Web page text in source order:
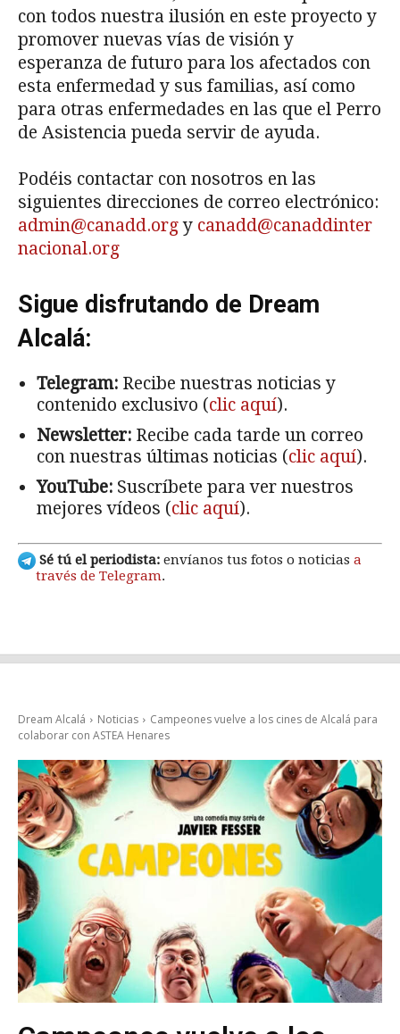
con todos nuestra ilusión en este proyecto y
promover nuevas vías de visión y
esperanza de futuro para los afectados con
esta enfermedad y sus familias, así como
para otras enfermedades en las que el Perro
de Asistencia pueda servir de ayuda.
Podéis contactar con nosotros en las
siguientes direcciones de correo electrónico:
admin@canadd.orgy canadd@canaddinter
nacional.org
Sigue disfrutando de Dream
Alcalá:
Telegram: Recibe nuestras noticias y
contenido exclusivo (clic aquí).
Newsletter: Recibe cada tarde un correo
con nuestras últimas noticias (clic aquí).
YouTube: Suscríbete para ver nuestros
mejores vídeos (clic aquí).
Sé tú el periodista: envíanos tus fotos o noticias a
través de Telegram.